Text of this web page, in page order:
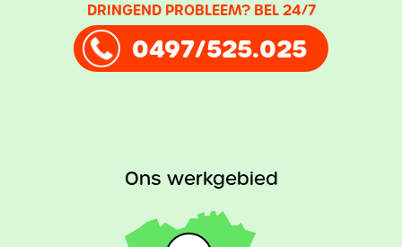
DRINGEND PROBLEEM? BEL 24/7
0497/525.025
Ons werkgebied